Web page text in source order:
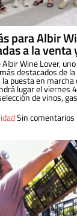
para Albir
a la
Wine Lover,
destacados de
puesta en
lugar el viernes
de vinos,
Sin comentarios